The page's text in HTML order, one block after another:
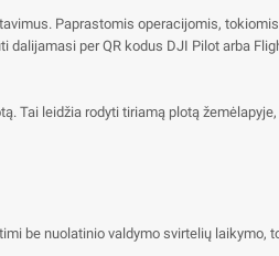
Paprastomis operacijomis,
per QR kodus DJI Pilot arba
Tai leidžia rodyti tiriamą plotą
be nuolatinio valdymo svirtelių laikymo,